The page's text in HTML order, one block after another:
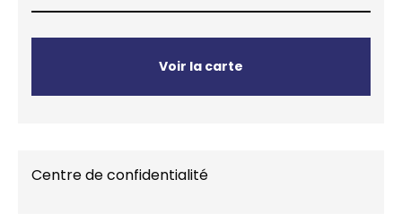
Voir la carte
Centre de confidentialité